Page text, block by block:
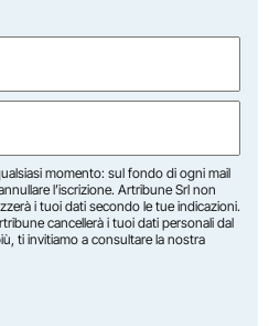
momento: sul fondo di ogni mail
l’iscrizione. Artribune Srl non
i tuoi dati secondo le tue indicazioni.
cancellerà i tuoi dati personali dal
ti invitiamo a consultare la nostra